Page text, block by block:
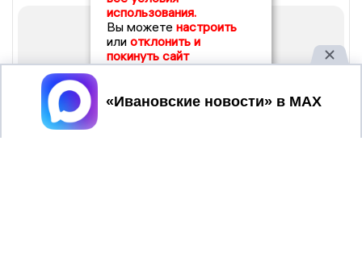
использования.
Вы можете настроить
или отклонить и
покинуть сайт
Принять